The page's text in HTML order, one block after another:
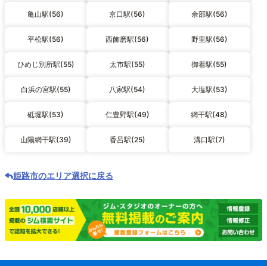
亀山駅(56) 京口駅(56) 余部駅(56)
平松駅(56) 西飾磨駅(56) 野里駅(56)
ひめじ別所駅(55) 太市駅(55) 御着駅(55)
白浜の宮駅(55) 八家駅(54) 大塩駅(53)
砥堀駅(53) 仁豊野駅(49) 網干駅(48)
山陽網干駅(39) 香呂駅(25) 溝口駅(7)
姫路市のエリア選択に戻る